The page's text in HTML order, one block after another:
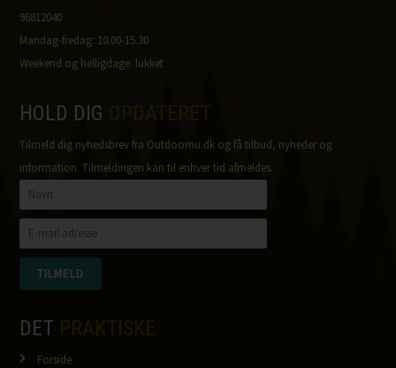
96812040
Mandag-fredag: 10.00-15.30
Weekend og helligdage: lukket
HOLD DIG
Tilmeld dig nyhedsbrev fra Outdoornu.dk og få tilbud, nyheder og
information. Tilmeldingen kan til enhver tid afmeldes.
DET
Forside